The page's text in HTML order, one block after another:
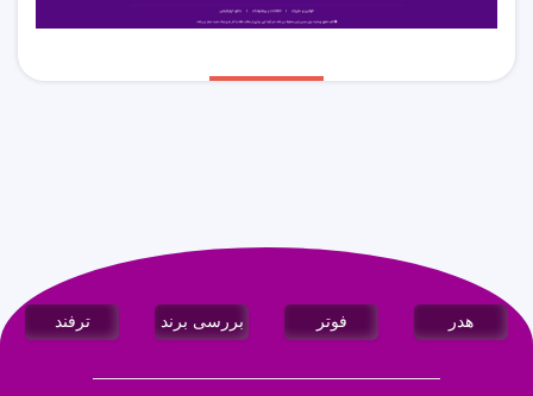
هدر فوتر بررسی برند ترفند